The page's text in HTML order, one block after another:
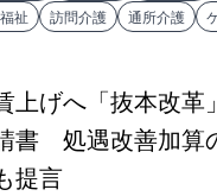
祉 訪問介護 通所介護
上げへ「抜本改
書 処遇改善加算
提言